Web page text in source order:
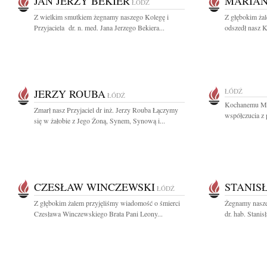
ŁÓDŹ
Z wielkim smutkiem żegnamy naszego Kolegę i
Przyjaciela dr. n. med. Jana Jerzego Bekiera...
Z głębokim
odszedł nasz
JERZY ROUBA ŁÓDŹ
Zmarł nasz Przyjaciel dr inż. Jerzy Rouba Łączymy
się w żałobie z Jego Żoną, Synem, Synową i...
ŁÓDŹ
Kochanemu
współczucia
CZESŁAW WINCZEWSKI ŁÓDŹ
Z głębokim żalem przyjęliśmy wiadomość o śmierci
Czesława Winczewskiego Brata Pani Leony...
Żegnamy
dr. hab.